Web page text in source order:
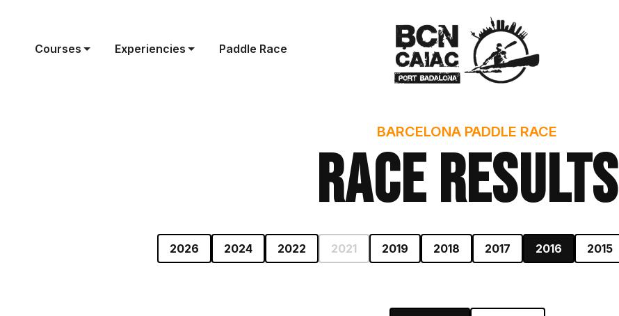
Courses Experiencies Paddle Race
BARCELONA PADDLE RACE
Race Results
2026 2024 2022 2021 2019 2018 2017 2016 2015